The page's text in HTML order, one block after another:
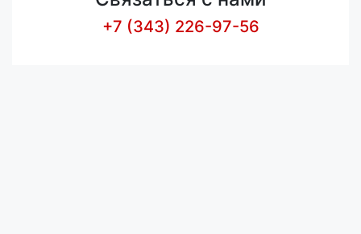
+7 (343) 226-97-56